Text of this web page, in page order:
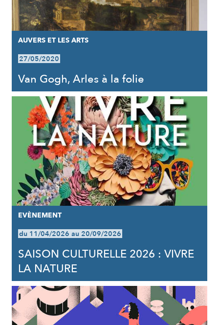
AUVERS ET LES ARTS
27/05/2020
Van Gogh, Arles à la folie
EVÈNEMENT
du 11/04/2026 au 20/09/2026
SAISON CULTURELLE 2026 : VIVRE
LA NATURE